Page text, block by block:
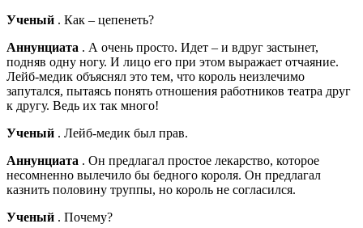
Ученый . Как – цепенеть?
Аннунциата . А очень просто. Идет – и вдруг застынет,
подняв одну ногу. И лицо его при этом выражает отчаяние.
Лейб-медик объяснял это тем, что король неизлечимо
запутался, пытаясь понять отношения работников театра друг
к другу. Ведь их так много!
Ученый . Лейб-медик был прав.
Аннунциата . Он предлагал простое лекарство, которое
несомненно вылечило бы бедного короля. Он предлагал
казнить половину труппы, но король не согласился.
Ученый . Почему?